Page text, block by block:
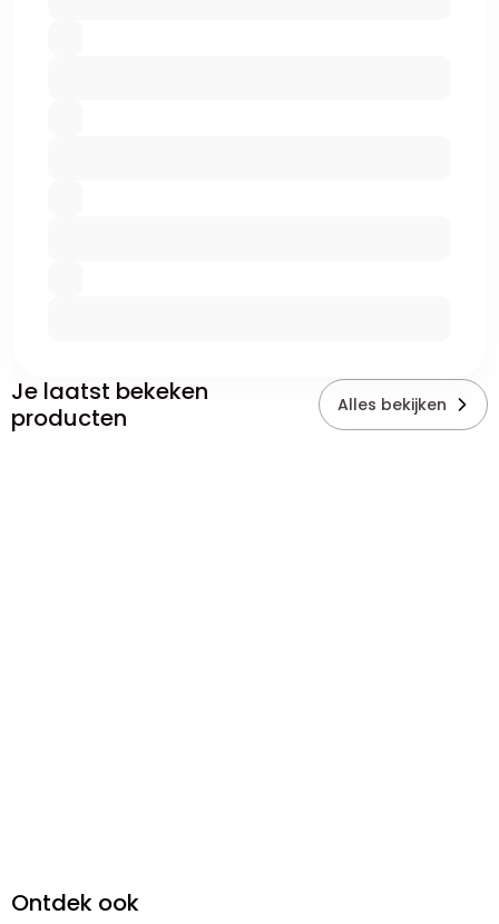
Je laatst bekeken
producten
Alles bekijken
Ontdek ook